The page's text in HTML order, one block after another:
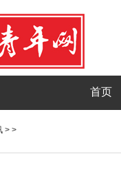
首页
> >